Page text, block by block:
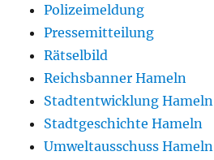
Polizeimeldung
Pressemitteilung
Rätselbild
Reichsbanner Hameln
Stadtentwicklung Hameln
Stadtgeschichte Hameln
Umweltausschuss Hameln